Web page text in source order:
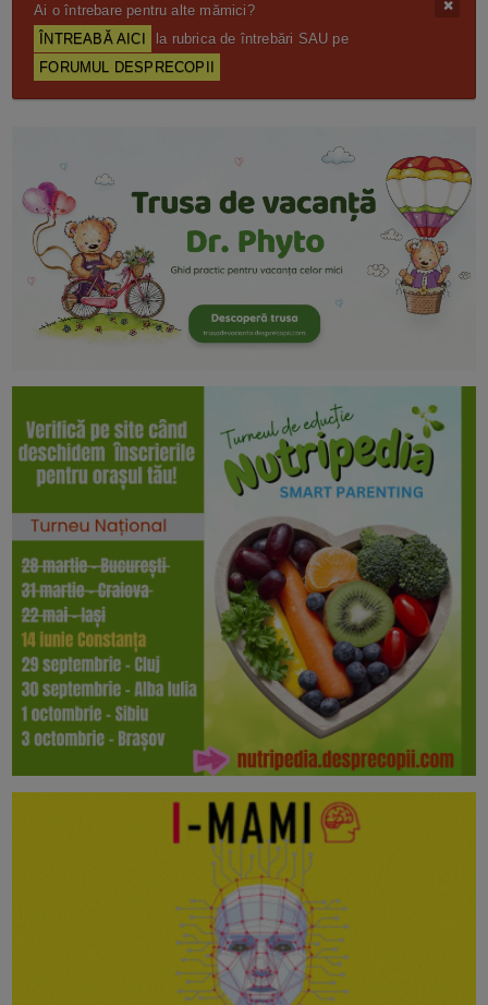
Ai o întrebare pentru alte mămici?
ÎNTREABĂ AICI
la rubrica de întrebări SAU pe
FORUMUL DESPRECOPII